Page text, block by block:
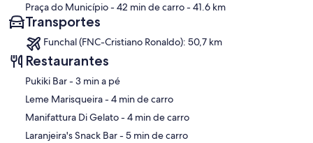
Praça do Município- 42 min de carro- 41.6 km
Transportes
Funchal (FNC-Cristiano Ronaldo): 50,7 km
Restaurantes
‪Pukiki Bar - ‬3 min a pé
‪Leme Marisqueira - ‬4 min de carro
‪Manifattura Di Gelato - ‬4 min de carro
‪Laranjeira's Snack Bar - ‬5 min de carro